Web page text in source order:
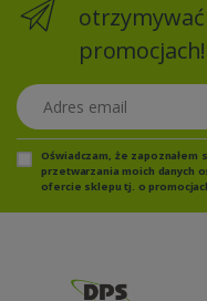
promocjach!
Adres email
Oświadczam, że zapoznałem
przetwarzania moich danych
ofercie sklepu tj. o